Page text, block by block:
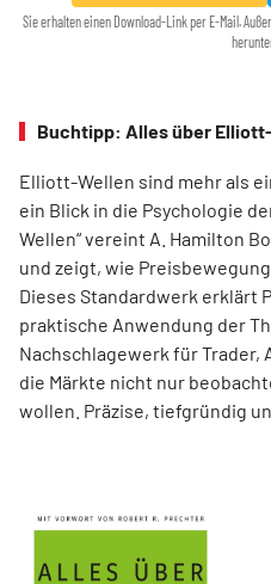
Sie erhalten einen Download-Link per E-Mail.
Buchtipp: Alles über
Elliott-Wellen sind mehr als
ein Blick in die Psychologie
Wellen“ vereint A. Hamilton
und zeigt, wie
Dieses Standardwerk erklärt
praktische Anwendung der
Nachschlagewerk für Trader,
die Märkte nicht nur
wollen. Präzise, tiefgründig